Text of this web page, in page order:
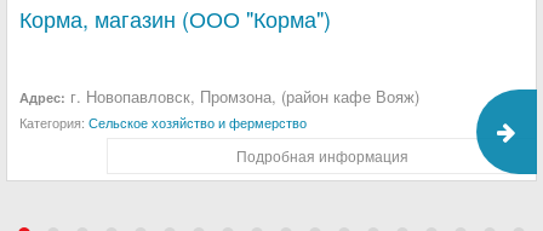
Корма, магазин (ООО "Корма")
Адрес: г. Новопавловск, Промзона, (район кафе Вояж)
Категория: Сельское хозяйство и фермерство
Подробная информация